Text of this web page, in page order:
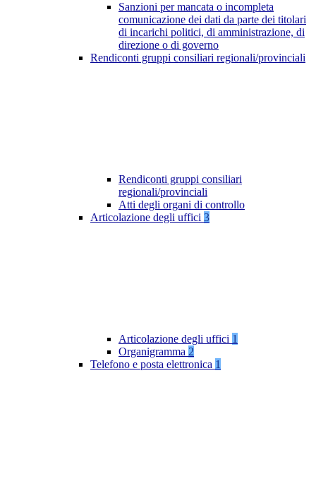
Sanzioni per mancata o incompleta
comunicazione dei dati da parte dei titolari
di incarichi politici, di amministrazione, di
direzione o di governo
Rendiconti gruppi consiliari regionali/provinciali
Rendiconti gruppi consiliari
regionali/provinciali
Atti degli organi di controllo
Articolazione degli uffici 3
Articolazione degli uffici 1
Organigramma 2
Telefono e posta elettronica 1